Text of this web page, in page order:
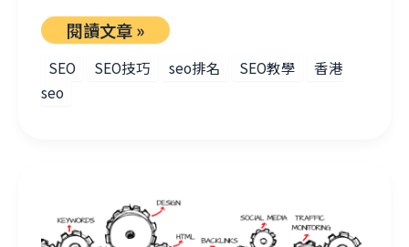
閱讀文章 »
SEO SEO技巧 seo排名 SEO教學
香港
seo